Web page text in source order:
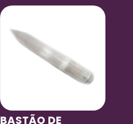
BASTÃO DE